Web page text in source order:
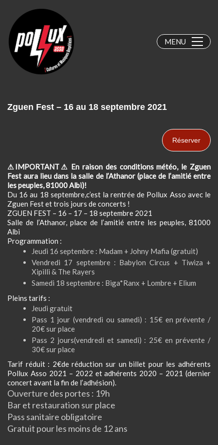
MENU
Zguen Fest – 16 au 18 septembre 2021
Réserver
⚠ IMPORTANT⚠ En raison des conditions météo, le Zguen
Fest aura lieu dans la salle de l’Athanor (place de l’amitié entre
les peuples, 81000 Albi)!
Du 16 au 18 septembre,c’est la rentrée de Pollux Asso avec le
Zguen Fest et trois jours de concerts !
ZGUEN FEST – 16 – 17 – 18 septembre 2021
Salle de l’Athanor, place de l’amitié entre les peuples, 81000
Albi
Programmation :
Jeudi 16 septembre : Madam + Johny Mafia (gratuit)
Vendredi 17 septembre : Babylon Circus + Tiwiza +
Xipilli & The Rayers
Samedi 18 septembre : Biga*Ranx + Lombre + Elium
Pleins tarifs :
Jeudi gratuit
Pass 1 jour (vendredi ou samedi) : 15€ en prévente /
20€ sur place
Pass 2 jours(vendredi et samedi) : 25€ en prévente /
30€ sur place
Tarif réduit : 2€de réduction sur un billet pour les adhérents
Pollux Asso 2021 – 2022 et adhérents 2020 – 2021 (dernier
concert avant la fin de l’adhésion).
Ouverture des portes : 19h
Bar et restauration sur place
Pass sanitaire obligatoire
Gratuit pour les moins de 12 ans